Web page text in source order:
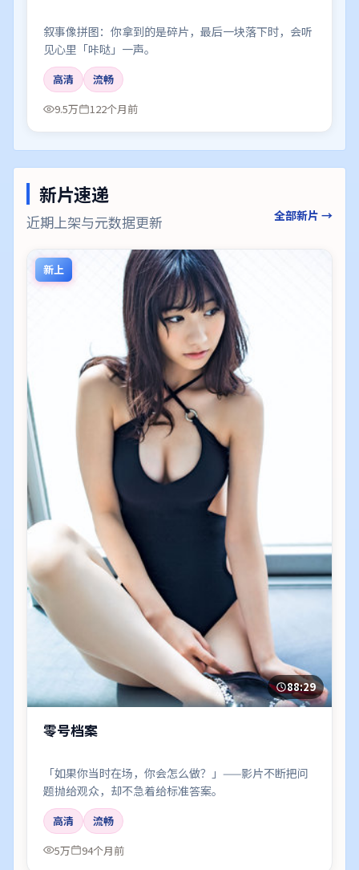
叙事像拼图：你拿到的是碎片，最后一块落下时，会听
见心里「咔哒」一声。
高清
流畅
9.5万
122个月前
新片速递
近期上架与元数据更新 全部新片 →
新上
88:29
零号档案
「如果你当时在场，你会怎么做？」——影片不断把问
题抛给观众，却不急着给标准答案。
高清
流畅
5万
94个月前